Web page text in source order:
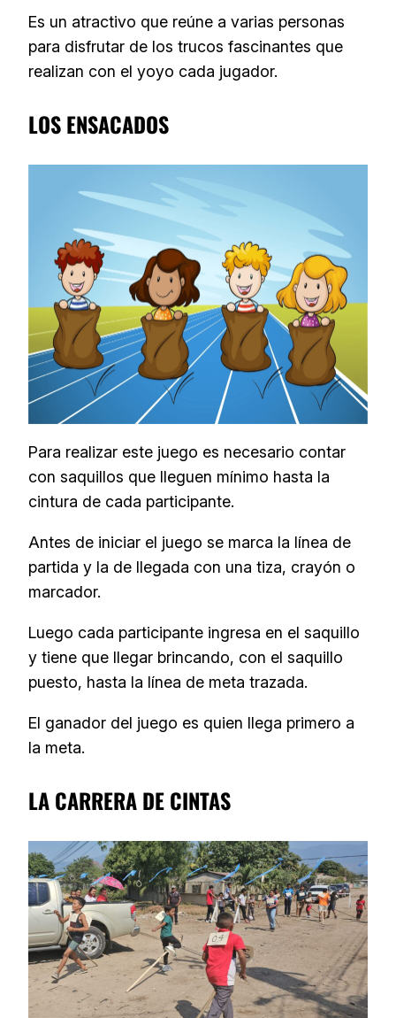
Es un atractivo que reúne a varias personas
para disfrutar de los trucos fascinantes que
realizan con el yoyo cada jugador.
LOS ENSACADOS
Para realizar este juego es necesario contar
con saquillos que lleguen mínimo hasta la
cintura de cada participante.
Antes de iniciar el juego se marca la línea de
partida y la de llegada con una tiza, crayón o
marcador.
Luego cada participante ingresa en el saquillo
y tiene que llegar brincando, con el saquillo
puesto, hasta la línea de meta trazada.
El ganador del juego es quien llega primero a
la meta.
LA CARRERA DE CINTAS